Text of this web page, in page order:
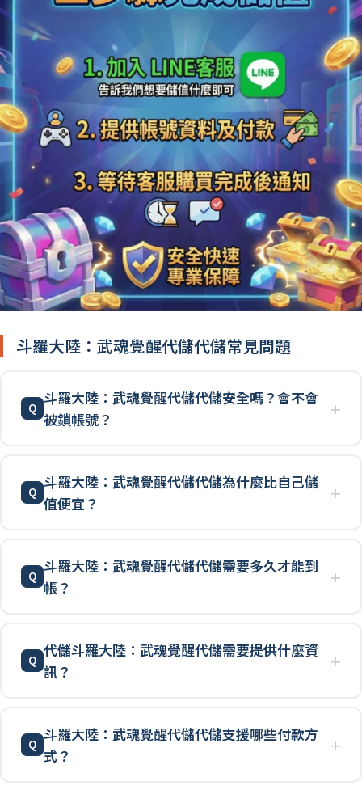
斗羅大陸：武魂覺醒代儲代儲常見問題
斗羅大陸：武魂覺醒代儲代儲安全嗎？會不會
被鎖帳號？
斗羅大陸：武魂覺醒代儲代儲為什麼比自己儲
值便宜？
斗羅大陸：武魂覺醒代儲代儲需要多久才能到
帳？
代儲斗羅大陸：武魂覺醒代儲需要提供什麼資
訊？
斗羅大陸：武魂覺醒代儲代儲支援哪些付款方
式？